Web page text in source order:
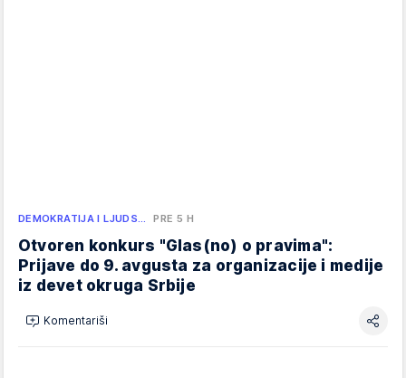
DEMOKRATIJA I LJUDS… PRE 5 H
Otvoren konkurs "Glas(no) o pravima":
Prijave do 9. avgusta za organizacije i medije
iz devet okruga Srbije
Komentariši